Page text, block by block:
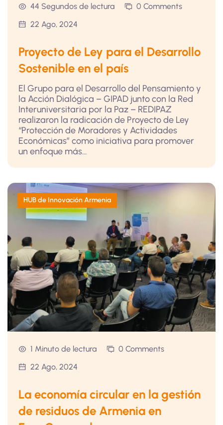
44 Segundos de lectura
0 Comments
22 Ago, 2024
Proyecto de Ley para el Desarrollo
Sostenible en el país
El Grupo para el Desarrollo del Pensamiento y
la Acción Dialógica – GIPAD junto con la Red
Interuniversitaria por la Paz – REDIPAZ
realizaron la radicación de Proyecto de Ley
“Protección de Moradores y Actividades
Económicas” como iniciativa para promover
un enfoque más...
HUB de Innovación Armenia
1 Minuto de lectura
0 Comments
22 Ago, 2024
La economía circular en la gestión
de residuos de Armenia en